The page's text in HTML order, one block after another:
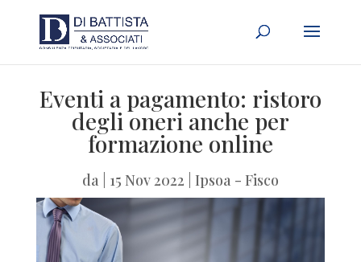
Eventi a pagamento: ristoro
degli oneri anche per
formazione online
da 15 Nov 2022 Ipsoa - Fisco